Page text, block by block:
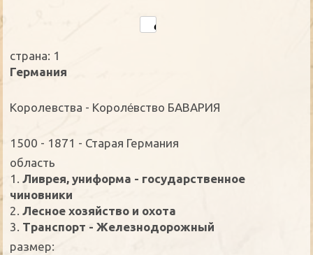
страна: 1
Германия
Королевства - Короле́вство БАВАРИЯ
1500 - 1871 - Старая Германия
oбласть
1. Ливрея, униформа - государственное
чиновники
2. Лесное хозяйство и охота
3. Транспорт - Железнодорожный
размер: